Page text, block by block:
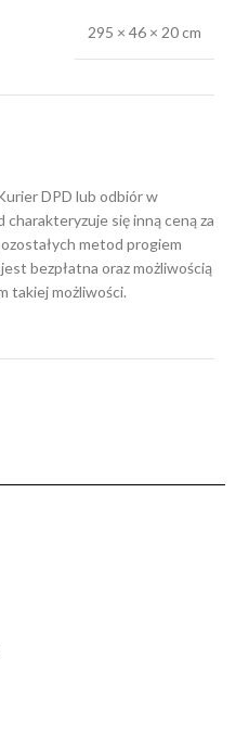
295 × 46 × 20 cm
DPD lub odbiór w
charakteryzuje się inną ceną za
metod progiem
bezpłatna oraz możliwością
takiej możliwości.